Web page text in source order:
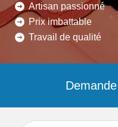
Artisan passionné
Prix imbattable
Travail de qualité